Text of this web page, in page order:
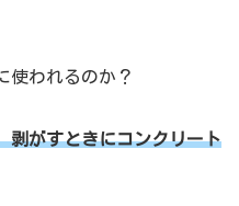
使われるのか？
剥がすときにコンクリート